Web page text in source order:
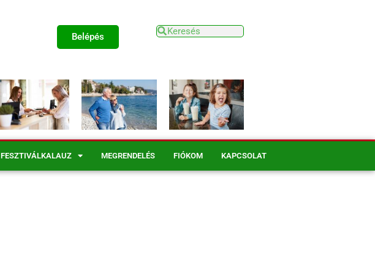
Belépés
FESZTIVÁLKALAUZ MEGRENDELÉS FIÓKOM KAPCSOLAT